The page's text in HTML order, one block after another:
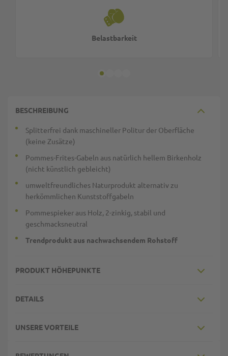
Belastbarkeit
BESCHREIBUNG
Splitterfrei dank maschineller Politur der Oberfläche
(keine Zusätze)
Pommes-Frites-Gabeln aus natürlich hellem Birkenholz
(nicht künstlich gebleicht)
umweltfreundliches Naturprodukt alternativ zu
herkömmlichen Kunststoffgabeln
Pommespieker aus Holz, 2-zinkig, stabil und
geschmacksneutral
Trendprodukt aus nachwachsendem Rohstoff
PRODUKT HÖHEPUNKTE
DETAILS
UNSERE VORTEILE